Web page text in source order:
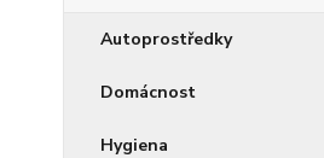
Autoprostředky
Domácnost
Hygiena